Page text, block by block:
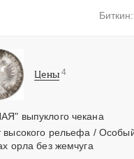
выпуклого чекана
высокого рельефа /
орла без жемчуга
Цены 4